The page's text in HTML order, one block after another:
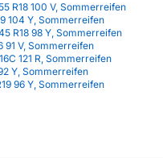
R18 100 V, Sommerreifen
104 Y, Sommerreifen
R18 98 Y, Sommerreifen
91 V, Sommerreifen
121 R, Sommerreifen
Y, Sommerreifen
96 Y, Sommerreifen